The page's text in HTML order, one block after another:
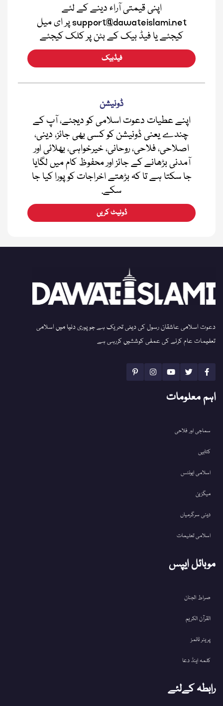
اپنی قیمتی آراء دینے کے لئے
support@dawateislami.net پر ای میل
کیجئے یا فیڈ بیک کے بٹن پر کلک کیجئے
فیڈبیک
ڈونیشن
اپنے عطیات دعوت اسلامی کو دیجئے، آپ کے
چندے یعنی ڈونیشن کو کسی بھی جائز، دینی،
اصلاحی، فلاحی، روحانی، خیرخواہی، بھلائی اور
آمدنی بڑھانے کے جائز اور محفوظ کام میں لگایا
جا سکتا ہے تا کہ بڑھتے اخراجات کو پورا کیا جا
سکے.
ڈونیٹ کریں
دعوت اسلامی عاشقان رسول کی دینی تحریک ہے جو پوری دنیا میں اسلامی
تعلیمات عام کرنے کی عملی کوششیں کررہی ہے
اہم معلومات
سماجی اور فلاحی
کتابیں
اسلامی ایونٹس
میگزین
دینی سرگرمیاں
اسلامی تعلیمات
موبائل ایپس
صراط الجنان
القرآن الکریم
پریئر ٹائمز
کلمہ اینڈ دعا
رابطہ کےلئے